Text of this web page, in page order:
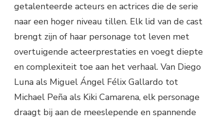
getalenteerde acteurs en actrices die de serie
naar een hoger niveau tillen. Elk lid van de cast
brengt zijn of haar personage tot leven met
overtuigende acteerprestaties en voegt diepte
en complexiteit toe aan het verhaal. Van Diego
Luna als Miguel Ángel Félix Gallardo tot
Michael Peña als Kiki Camarena, elk personage
draagt bij aan de meeslepende en spannende